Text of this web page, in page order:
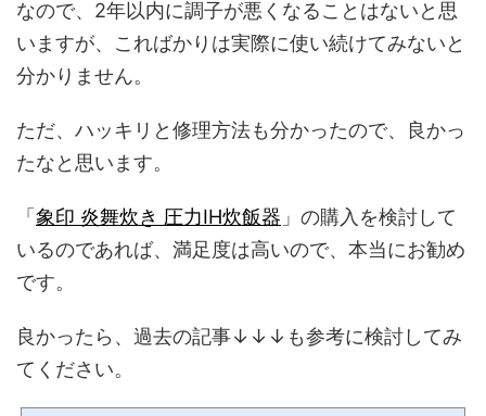
なので、2年以内に調子が悪くなることはないと思
いますが、こればかりは実際に使い続けてみないと
分かりません。
ただ、ハッキリと修理方法も分かったので、良かっ
たなと思います。
「 象印 炎舞炊き 圧力IH炊飯器 」の購入を検討して
いるのであれば、満足度は高いので、本当にお勧め
です。
良かったら、過去の記事↓↓↓も参考に検討してみ
てください。